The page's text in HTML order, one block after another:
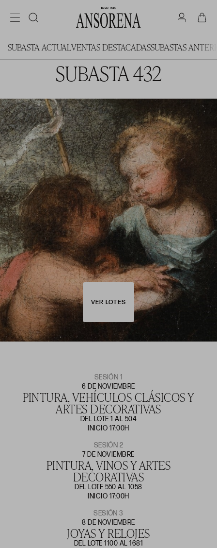
SUBASTA ACTUALVENTAS DESTACADASSUBASTAS
SUBASTA 432
VER LOTES
SESIÓN 1
6 DE NOVIEMBRE
PINTURA, VEHÍCULOS CLÁSICOS Y
ARTES DECORATIVAS
DEL LOTE 1 AL 504
INICIO 17:00H
SESIÓN 2
7 DE NOVIEMBRE
PINTURA, VINOS Y ARTES
DECORATIVAS
DEL LOTE 550 AL 1058
INICIO 17:00H
SESIÓN 3
8 DE NOVIEMBRE
JOYAS Y RELOJES
DEL LOTE 1100 AL 1681